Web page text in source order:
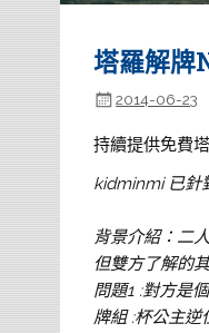
塔羅解牌
2014-06-23
持續提供免費
kidminmi 已針
背景介紹：二
但雙方了解的
問題1 :對方是
牌組 :杯公主逆